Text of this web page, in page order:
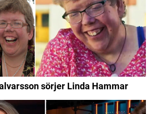
sörjer Linda Hammar